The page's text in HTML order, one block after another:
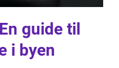
guide til
i byen